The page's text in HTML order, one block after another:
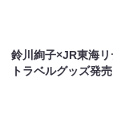
鈴川絢子×JR東海
トラベルグッズ発